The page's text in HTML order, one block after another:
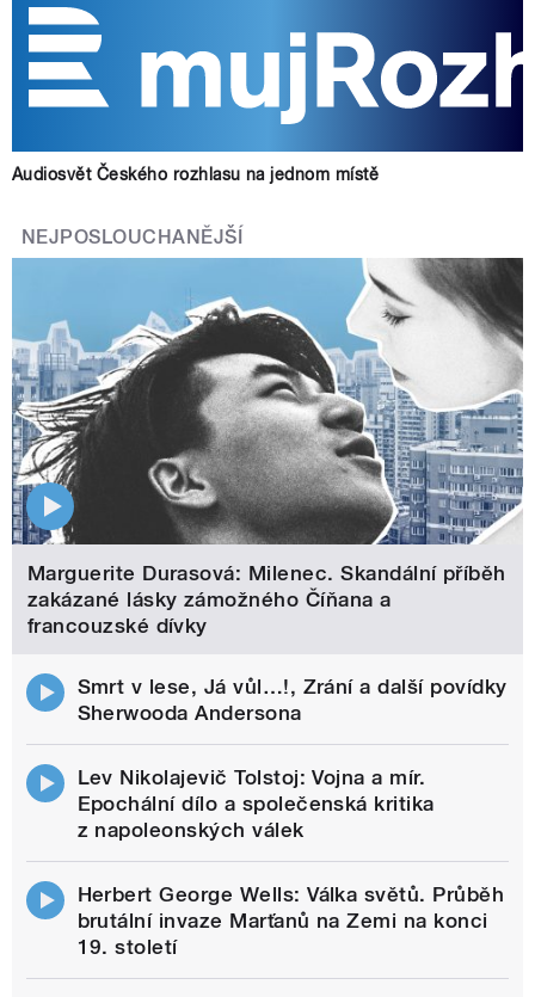
Audiosvět Českého rozhlasu na jednom místě
NEJPOSLOUCHANĚJŠÍ
Marguerite Durasová: Milenec. Skandální příběh
zakázané lásky zámožného Číňana a
francouzské dívky
Smrt v lese, Já vůl…!, Zrání a další povídky
Sherwooda Andersona
Lev Nikolajevič Tolstoj: Vojna a mír.
Epochální dílo a společenská kritika
z napoleonských válek
Herbert George Wells: Válka světů. Průběh
brutální invaze Marťanů na Zemi na konci
19. století